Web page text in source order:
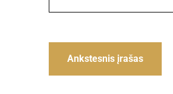
Navigacija
Ankstesnis įrašas